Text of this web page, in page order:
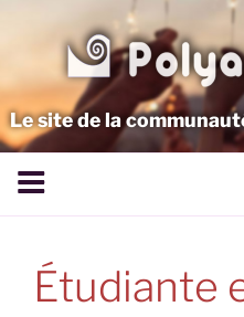
principal
Le site de la
Étudiante